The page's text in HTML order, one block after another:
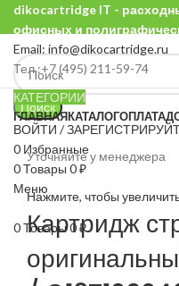
dikocartridge IT -
офисных и
Email: info@dikocartridge.ru
Тел.:+7 (495) 211-59-74
Поиск
ВОЙТИ /
0 Избранные
0Товары 0₽
Меню
0Товары0₽
КАТЕГОРИИ
ГЛАВНАЯКАТАЛОГОПЛАТА
Уточняйте у менеджера
Нажмите, чтобы
Картридж